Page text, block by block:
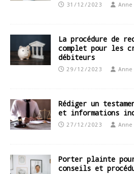
31/12/2023
La procédure de
complet pour les
débiteurs
29/12/2023
Rédiger un
et informations
27/12/2023
Porter plainte
conseils et